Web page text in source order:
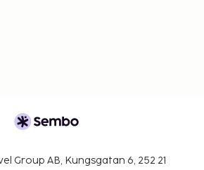
Group AB, Kungsgatan 6, 252 21